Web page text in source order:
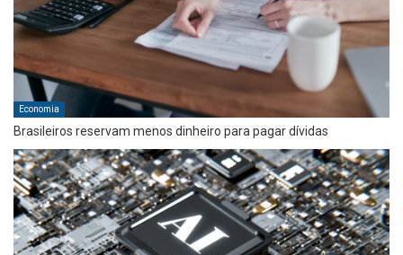
Economia
Brasileiros reservam menos dinheiro para pagar dívidas